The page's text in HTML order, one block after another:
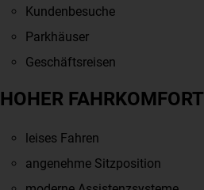
Kundenbesuche
Parkhäuser
Geschäftsreisen
HOHER FAHRKOMFORT
leises Fahren
angenehme Sitzposition